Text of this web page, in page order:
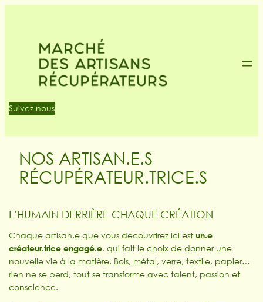
Suivez nous
NOS ARTISAN.E.S
RÉCUPÉRATEUR.TRICE.S
L’HUMAIN DERRIÈRE CHAQUE CRÉATION
Chaque artisan.e que vous découvrirez ici est un.e
créateur.trice engagé.e, qui fait le choix de donner une
nouvelle vie à la matière. Bois, métal, verre, textile, papier…
rien ne se perd, tout se transforme avec talent, passion et
conscience.